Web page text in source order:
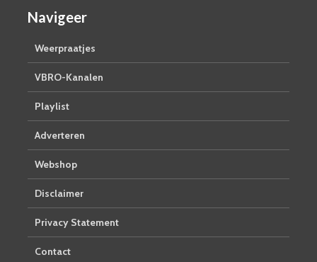
Navigeer
Weerpraatjes
VBRO-Kanalen
Playlist
Adverteren
Webshop
Disclaimer
Privacy Statement
Contact